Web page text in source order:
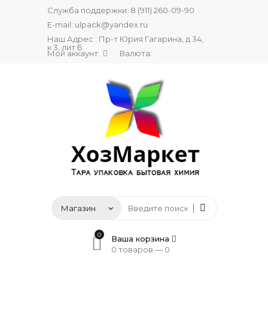
Служба поддержки: 8 (911) 260-09-90
E-mail: ulpack@yandex.ru
Наш Адрес : Пр-т Юрия Гагарина, д 34,
к 3, лит Б
Мой аккаунт Валюта:
0
Ваша корзина
0 товаров — 0